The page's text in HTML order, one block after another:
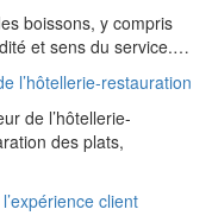
boissons, y compris
et sens du service.…
l’hôtellerie-restauration
de l’hôtellerie-
des plats,
client